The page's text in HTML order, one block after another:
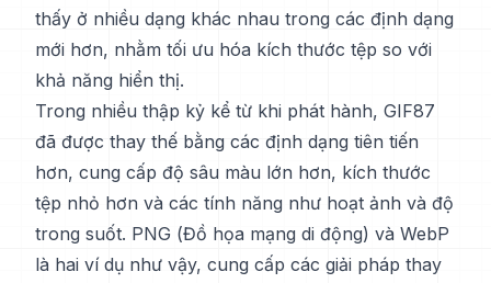
thấy ở nhiều dạng khác nhau trong các định dạng
mới hơn, nhằm tối ưu hóa kích thước tệp so với
khả năng hiển thị.
Trong nhiều thập kỷ kể từ khi phát hành, GIF87
đã được thay thế bằng các định dạng tiên tiến
hơn, cung cấp độ sâu màu lớn hơn, kích thước
tệp nhỏ hơn và các tính năng như hoạt ảnh và độ
trong suốt. PNG (Đồ họa mạng di động) và WebP
là hai ví dụ như vậy, cung cấp các giải pháp thay